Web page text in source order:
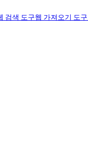
검색 도구웹 가져오기 도구